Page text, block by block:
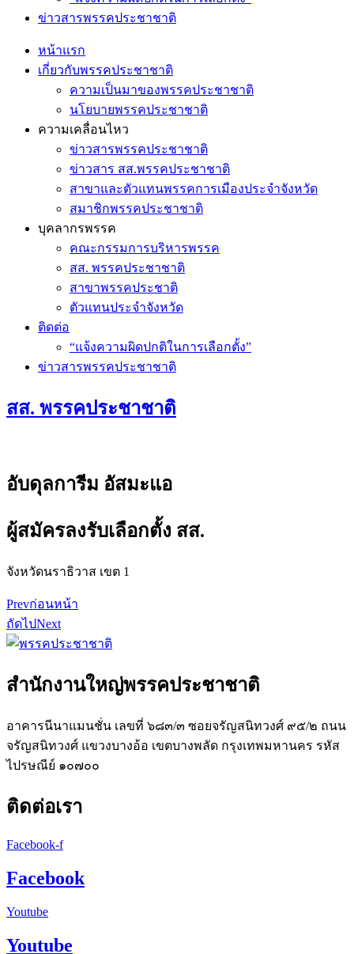
ข่าวสารพรรคประชาชาติ
หน้าแรก
เกี่ยวกับพรรคประชาชาติ
ความเป็นมาของพรรคประชาชาติ
นโยบายพรรคประชาชาติ
ความเคลื่อนไหว
ข่าวสารพรรคประชาชาติ
ข่าวสาร สส.พรรคประชาชาติ
สาขาและตัวแทนพรรคการเมืองประจำจังหวัด
สมาชิกพรรคประชาชาติ
บุคลากรพรรค
คณะกรรมการบริหารพรรค
สส. พรรคประชาชาติ
สาขาพรรคประชาติ
ตัวแทนประจำจังหวัด
ติดต่อ
“แจ้งความผิดปกติในการเลือกตั้ง”
ข่าวสารพรรคประชาชาติ
สส. พรรคประชาชาติ
อับดุลการีม อัสมะแอ
ผู้สมัครลงรับเลือกตั้ง สส.
จังหวัดนราธิวาส เขต 1
Prevก่อนหน้า
ถัดไปNext
สำนักงานใหญ่พรรคประชาชาติ
อาคารนีนาแมนชั่น เลขที่ ๖๘๓/๓ ซอยจรัญสนิทวงศ์ ๙๕/๒ ถนน
จรัญสนิทวงศ์ แขวงบางอ้อ เขตบางพลัด กรุงเทพมหานคร รหัส
ไปรษณีย์ ๑๐๗๐๐
ติดต่อเรา
Facebook-f
Facebook
Youtube
Youtube